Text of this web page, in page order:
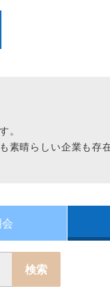
。
素晴らしい企業も存